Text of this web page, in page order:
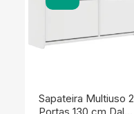
Sapateira Multiuso 2